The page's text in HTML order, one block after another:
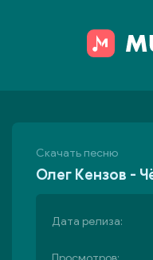
Скачать песню
Олег Кензов -
Дата релиза: